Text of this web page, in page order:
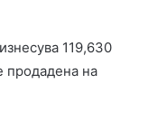
119,630
продадена на